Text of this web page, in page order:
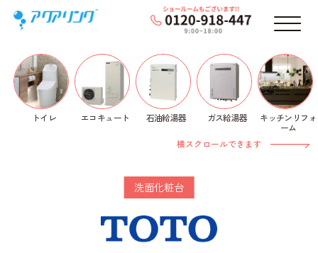
メニ
トイレ エコキュート 石油給湯器 ガス給湯器
キッチンリフォ
ーム
横スクロールできます
ホーム > 洗面化粧台> TOTO> サクア> サクア 間
洗面化粧台